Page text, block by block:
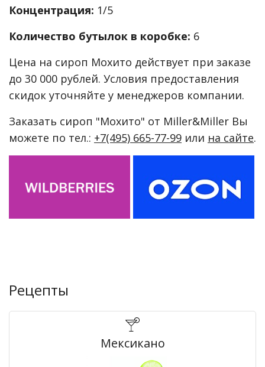
Концентрация: 1/5
Количество бутылок в коробке: 6
Цена на сироп Мохито действует при заказе
до 30 000 рублей. Условия предоставления
скидок уточняйте у менеджеров компании.
Заказать сироп "Мохито" от Miller&Miller Вы
можете по тел.: +7(495) 665-77-99 или на сайте.
Рецепты
Мексикано